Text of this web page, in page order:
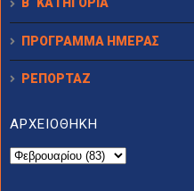
Β΄ ΚΑΤΗΓΟΡΙΑ
ΠΡΟΓΡΑΜΜΑ ΗΜΕΡΑΣ
ΡΕΠΟΡΤΑΖ
ΑΡΧΕΙΟΘΗΚΗ